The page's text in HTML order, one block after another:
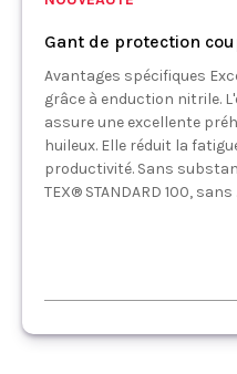
Gant de protection
Avantages spécifiques
grâce à enduction nitrile.
assure une excellente
huileux. Elle réduit la
productivité. Sans
TEX® STANDARD 100, sans